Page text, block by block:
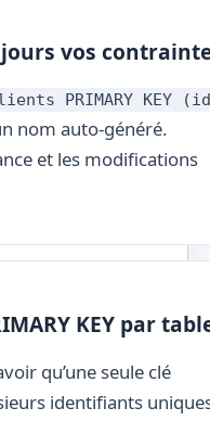
vos
PRIMARY KEY
nom auto-généré.
et les modifications
KEY par
qu’une seule clé
identifiants